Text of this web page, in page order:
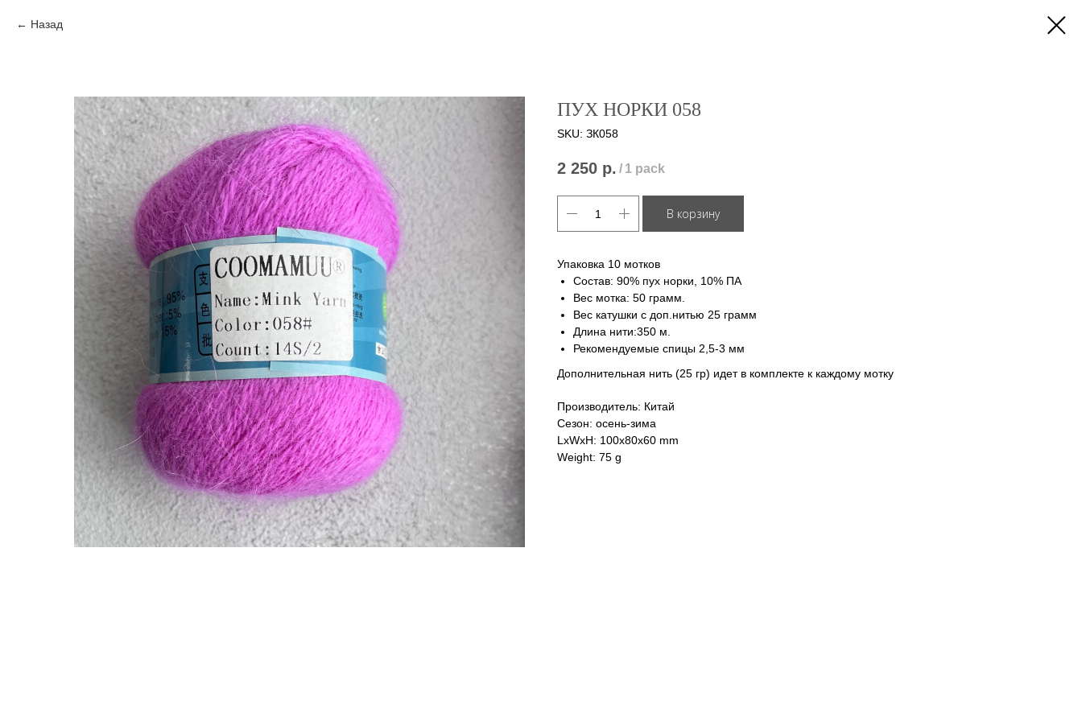
Назад
ПУХ НОРКИ 058
SKU: ЗК058
2 250 р. / 1 pack
В корзину
Упаковка 10 мотков
Состав: 90% пух норки, 10% ПА
Вес мотка: 50 грамм.
Вес катушки с доп.нитью 25 грамм
Длина нити:350 м.
Рекомендуемые спицы 2,5-3 мм
Дополнительная нить (25 гр) идет в комплекте к каждому мотку
Производитель: Китай
Сезон: осень-зима
LxWxH: 100x80x60 mm
Weight: 75 g